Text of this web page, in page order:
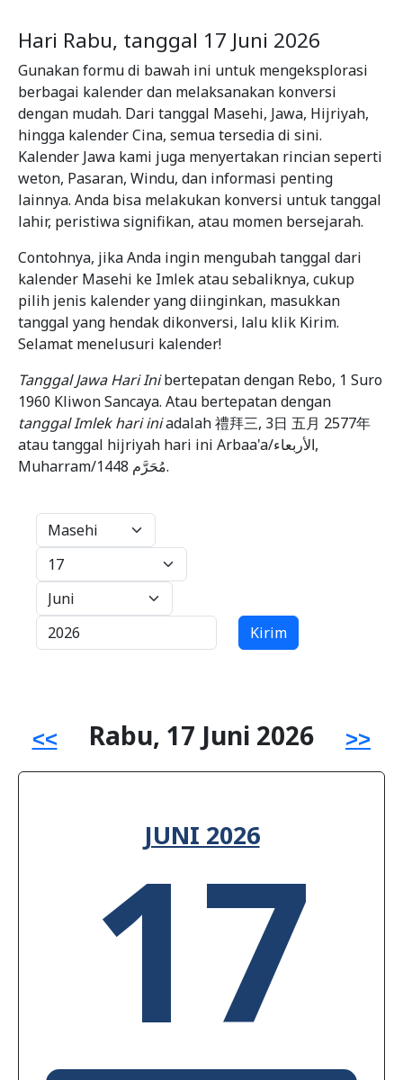
Hari Rabu, tanggal 17 Juni 2026
Gunakan formu di bawah ini untuk mengeksplorasi
berbagai kalender dan melaksanakan konversi
dengan mudah. Dari tanggal Masehi, Jawa, Hijriyah,
hingga kalender Cina, semua tersedia di sini.
Kalender Jawa kami juga menyertakan rincian seperti
weton, Pasaran, Windu, dan informasi penting
lainnya. Anda bisa melakukan konversi untuk tanggal
lahir, peristiwa signifikan, atau momen bersejarah.
Contohnya, jika Anda ingin mengubah tanggal dari
kalender Masehi ke Imlek atau sebaliknya, cukup
pilih jenis kalender yang diinginkan, masukkan
tanggal yang hendak dikonversi, lalu klik Kirim.
Selamat menelusuri kalender!
Tanggal Jawa Hari Inibertepatan dengan Rebo, 1 Suro
1960 Kliwon Sancaya. Atau bertepatan dengan
tanggal Imlek hari iniadalah 禮拜三, 3日 五月 2577年
atau tanggal hijriyah hari ini Arbaa'a/الأربعاء,
Muharram/مُحَرَّم 1448.
Kirim
<< Rabu, 17 Juni 2026 >>
JUNI 2026
17